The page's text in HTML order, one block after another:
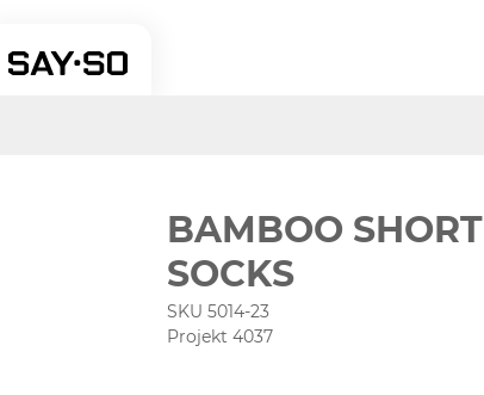
BAMBOO SHORT
SOCKS
SKU 5014-23
Projekt 4037